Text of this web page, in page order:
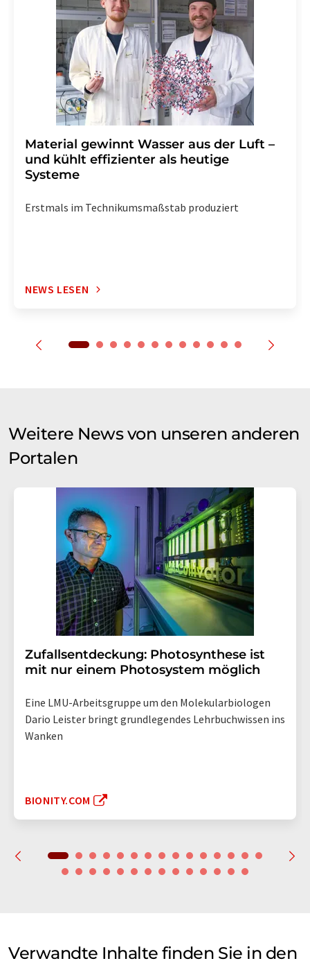
widerrufen. Zudem ist in jeder E-Mail ein Link zur
Abbestellung des entsprechenden Newsletters
enthalten.
Material gewinnt Wasser aus der Luft –
und kühlt effizienter als heutige
Systeme
Erstmals im Technikumsmaßstab produziert
NEWS LESEN
Weitere News von unseren anderen
Portalen
Zufallsentdeckung: Photosynthese ist
mit nur einem Photosystem möglich
Eine LMU-Arbeitsgruppe um den Molekularbiologen
Dario Leister bringt grundlegendes Lehrbuchwissen ins
Wanken
BIONITY.COM
Verwandte Inhalte finden Sie in den